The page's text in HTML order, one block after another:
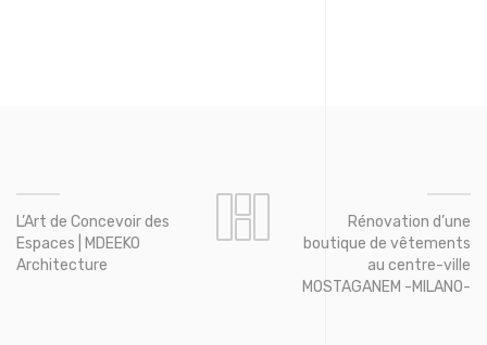
L’Art de Concevoir des
Espaces | MDEEKO
Architecture
Rénovation d’une
boutique de vêtements
au centre-ville
MOSTAGANEM -MILANO-